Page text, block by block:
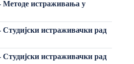
истраживања у
истраживачки рад
истраживачки рад